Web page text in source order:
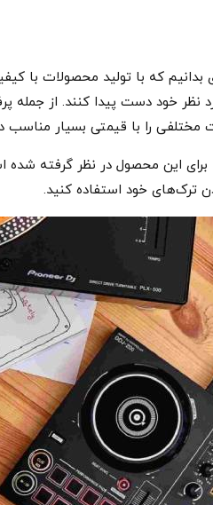
که با تولید محصولات با
خود دست پیدا کنند. از جمله
برای این محصول در نظر گرفته
ترک‌های خود استفاده کنید.